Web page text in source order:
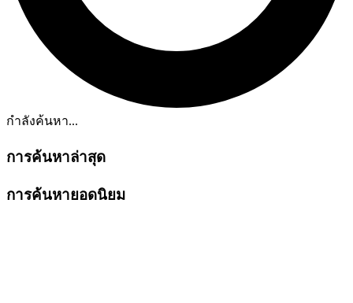
กำลังค้นหา...
การค้นหาล่าสุด
การค้นหายอดนิยม